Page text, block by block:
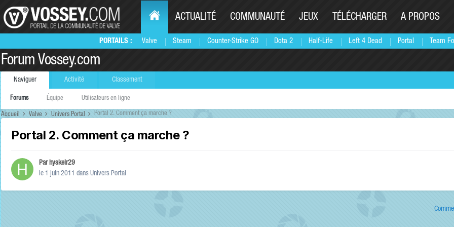
PORTAILS : Valve Steam Counter-Strike GO Dota 2 Half-Life Left 4 Dead Portal Team
ACTUALITÉ COMMUNAUTÉ JEUX TÉLÉCHARGER A PROPOS
Forum Vossey.com
Naviguer
Forums Équipe Utilisateurs en ligne
Activité Classement
Accueil Valve Univers Portal Portal 2. Comment ça marche ?
Portal 2. Comment ça marche ?
Parhyskeir29
le 1 juin 2011 dans Univers Portal